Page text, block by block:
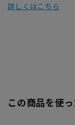
詳しくはこちら
この商品を使